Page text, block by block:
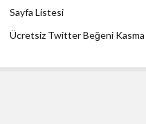
Sayfa Listesi
Ücretsiz Twitter Beğeni Kasma